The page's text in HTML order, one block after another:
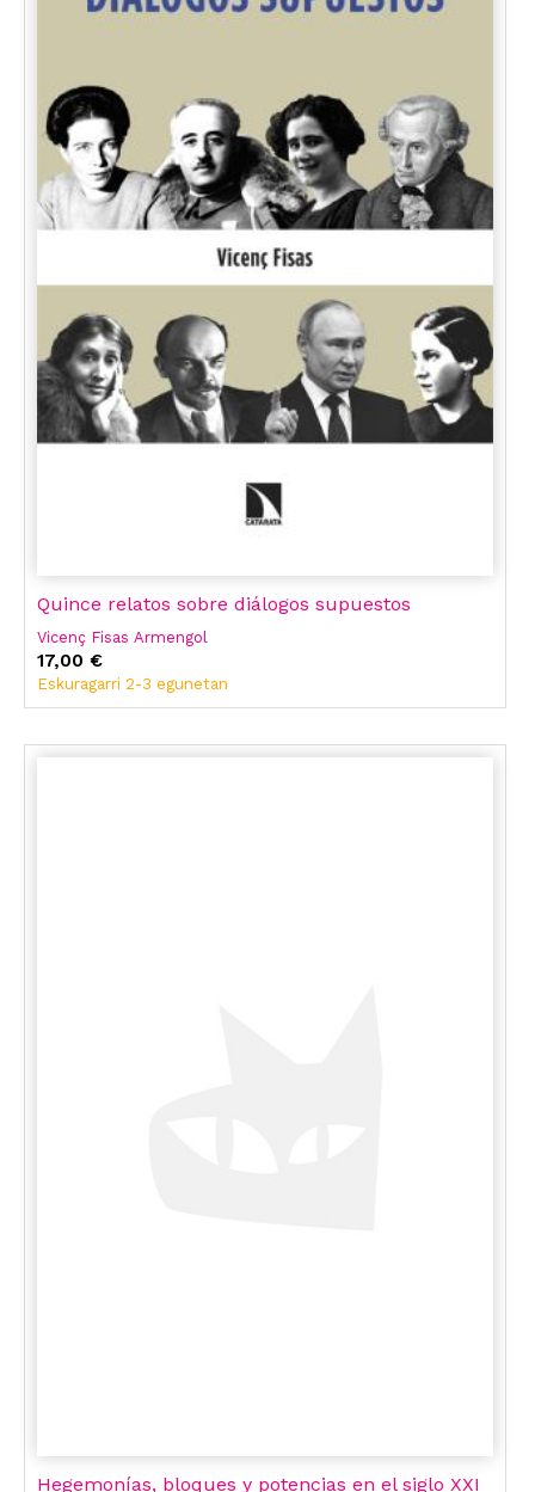
Quince relatos sobre diálogos supuestos
Vicenç Fisas Armengol
17,00 €
Eskuragarri 2-3 egunetan
Hegemonías, bloques y potencias en el siglo XXI